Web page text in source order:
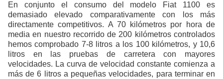
En conjunto el consumo del modelo Fiat 1100 es
demasiado elevado comparativamente con los más
directamente competitivos. A 70 kilómetros por hora de
media en nuestro recorrido de 200 kilómetros controlados
hemos comprobado 7-8 litros a los 100 kilómetros, y 10,6
litros en las pruebas de carretera con mayores
velocidades. La curva de velocidad constante comienza a
más de 6 litros a pequeñas velocidades, para terminar en